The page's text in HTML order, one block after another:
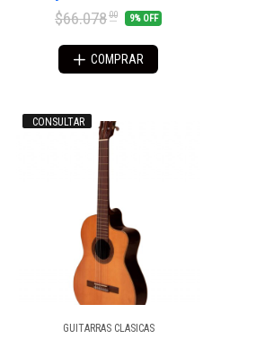
$66.07800 9% OFF
COMPRAR
CONSULTAR
GUITARRAS CLASICAS